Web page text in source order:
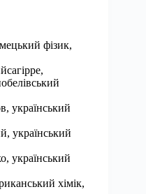
фізик,
український
український
український
хімік,